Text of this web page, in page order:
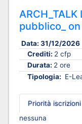
pubblico_
Data: 31/12/2026
Crediti: 2 cfp
Durata: 2 ore
Tipologia: E-
Priorità iscrizioni
nessuna